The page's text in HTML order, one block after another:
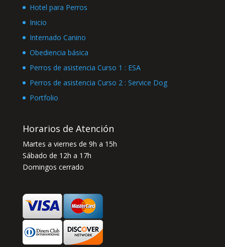
Hotel para Perros
Inicio
Internado Canino
Obediencia básica
Perros de asistencia Curso 1 : ESA
Perros de asistencia Curso 2 : Service Dog
Portfolio
Horarios de Atención
Martes a viernes de 9h a 15h
Sábado de 12h a 17h
Domingos cerrado